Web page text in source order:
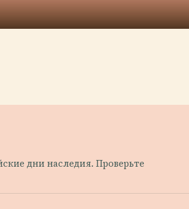
дни наследия. Проверьте